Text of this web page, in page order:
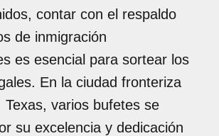
contar con el respaldo
de inmigración
es esencial para sortear los
En la ciudad fronteriza
Texas, varios bufetes se
su excelencia y dedicación